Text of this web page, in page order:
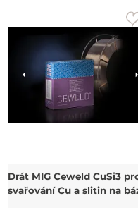
Drát MIG Ceweld CuSi3
svařování Cu a slitin na